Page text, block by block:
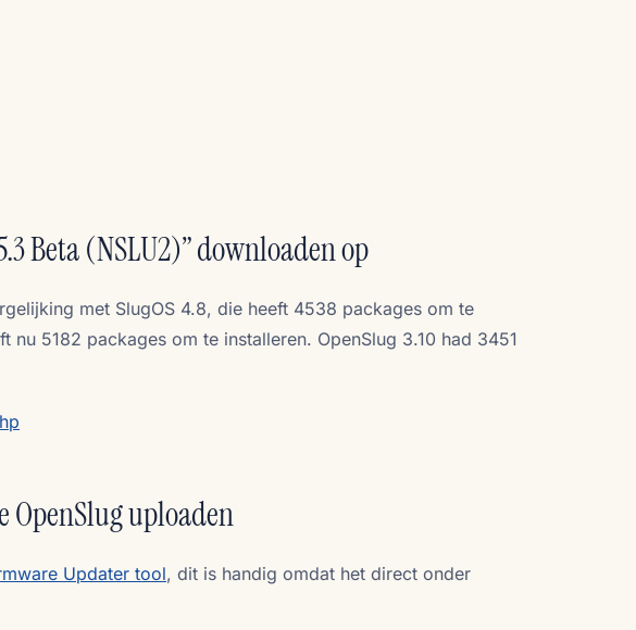
Beta (NSLU2)” downloaden op
met SlugOS 4.8, die heeft 4538 packages om te
nu 5182 packages om te installeren. OpenSlug 3.10 had 3451
OpenSlug uploaden
Updater tool, dit is handig omdat het direct onder